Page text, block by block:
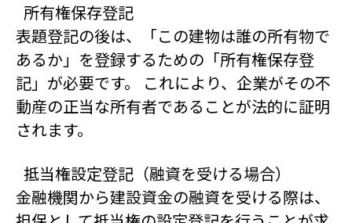
所有権保存登記
表題登記の後は、「この建物は誰の所有物で
あるか」を登録するための「所有権保存登
記」が必要です。 これにより、企業がその不
動産の正当な所有者であることが法的に証明
されます。
抵当権設定登記（融資を受ける場合）
金融機関から建設資金の融資を受ける際は、